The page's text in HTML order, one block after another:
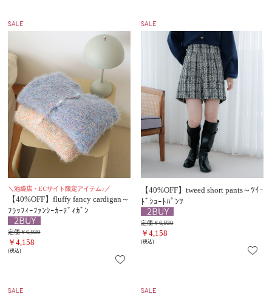
＼池袋店・ECサイト限定アイテム♪／
【40%OFF】fluffy fancy cardigan～
ﾌﾗｯﾌｨｰﾌｧﾝｼｰｶｰﾃﾞｨｶﾞﾝ
定価￥6,930
￥4,158
(税込)
【40%OFF】tweed short pants～ﾂｲｰ
ﾄﾞｼｮｰﾄﾊﾟﾝﾂ
定価￥6,930
￥4,158
(税込)